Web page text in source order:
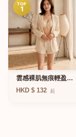
TOP
1
雲感裸肌無痕輕盈無
鋼圈內衣
HKD $ 132 起